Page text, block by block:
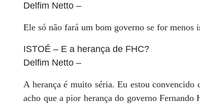
Delfim Netto –
Ele só não fará um bom governo se for menos
ISTOÉ – E a herança de FHC?
Delfim Netto –
A herança é muito séria. Eu estou
acho que a pior herança do governo